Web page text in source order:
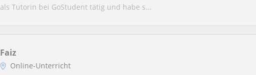
als Tutorin bei GoStudent tätig und habe s...
Faiz
Online-Unterricht